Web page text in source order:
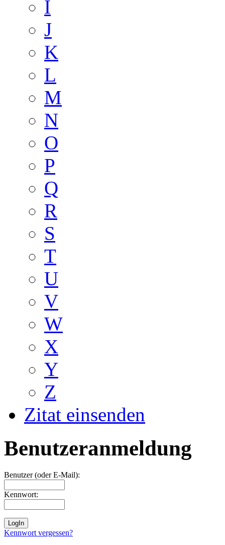
I
J
K
L
M
N
O
P
Q
R
S
T
U
V
W
X
Y
Z
Zitat einsenden
Benutzeranmeldung
Benutzer (oder E-Mail):
Kennwort:
Kennwort vergessen?